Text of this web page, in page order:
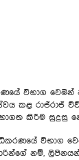
විභාග
කළ රාජ්රාජ්
කිරීම සුදුසු
විභාග
නම්,